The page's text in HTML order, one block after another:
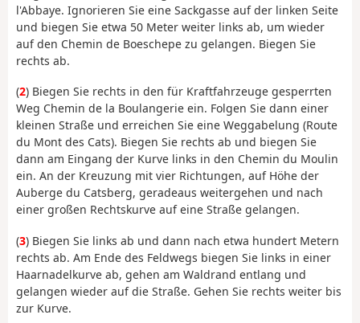
l'Abbaye. Ignorieren Sie eine Sackgasse auf der linken Seite
und biegen Sie etwa 50 Meter weiter links ab, um wieder
auf den Chemin de Boeschepe zu gelangen. Biegen Sie
rechts ab.
(2) Biegen Sie rechts in den für Kraftfahrzeuge gesperrten
Weg Chemin de la Boulangerie ein. Folgen Sie dann einer
kleinen Straße und erreichen Sie eine Weggabelung (Route
du Mont des Cats). Biegen Sie rechts ab und biegen Sie
dann am Eingang der Kurve links in den Chemin du Moulin
ein. An der Kreuzung mit vier Richtungen, auf Höhe der
Auberge du Catsberg, geradeaus weitergehen und nach
einer großen Rechtskurve auf eine Straße gelangen.
(3) Biegen Sie links ab und dann nach etwa hundert Metern
rechts ab. Am Ende des Feldwegs biegen Sie links in einer
Haarnadelkurve ab, gehen am Waldrand entlang und
gelangen wieder auf die Straße. Gehen Sie rechts weiter bis
zur Kurve.